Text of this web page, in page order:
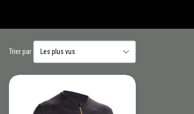
Trier par